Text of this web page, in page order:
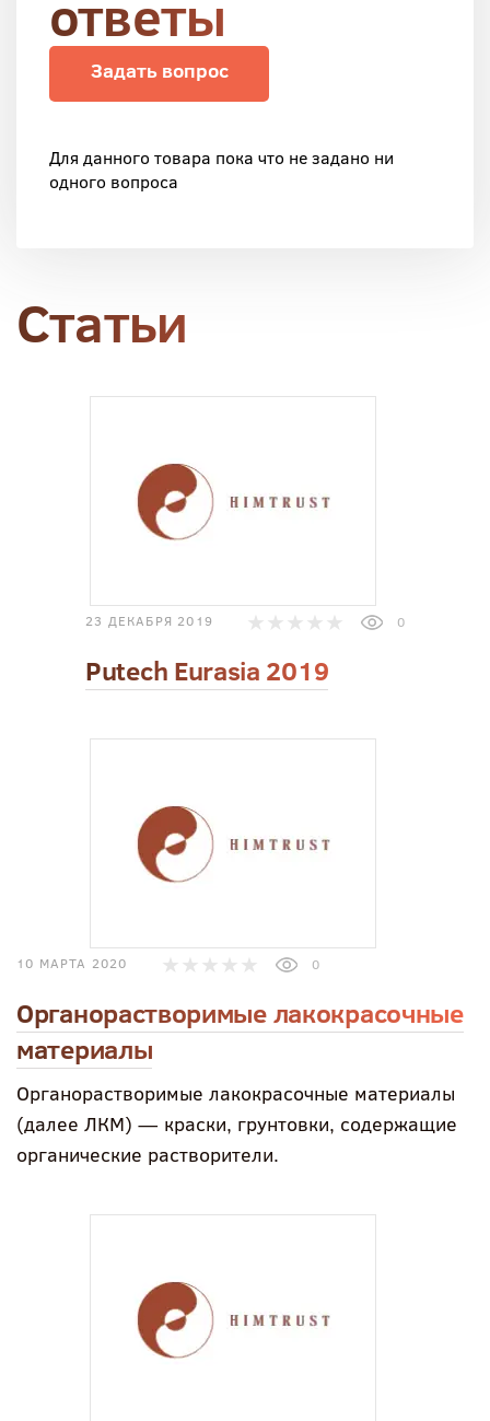
ответы
Задать вопрос
Для данного товара пока что не задано ни
одного вопроса
Статьи
23 ДЕКАБРЯ 2019 0
Putech Eurasia 2019
10 МАРТА 2020 0
Органорастворимые лакокрасочные
материалы
Органорастворимые лакокрасочные материалы
(далее ЛКМ) — краски, грунтовки, содержащие
органические растворители.